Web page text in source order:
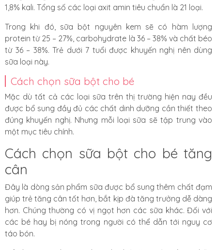
1,8% kali. Tổng số các loại axit amin tiêu chuẩn là 21 loại.
Trong khi đó, sữa bột nguyên kem sẽ có hàm lượng
protein từ 25 – 27%, carbohydrate là 36 – 38% và chất béo
từ 36 – 38%. Trẻ dưới 7 tuổi được khuyến nghị nên dùng
sữa loại này.
Cách chọn sữa bột cho bé
Mặc dù tất cả các loại sữa trên thị trường hiện nay đều
được bổ sung đầy đủ các chất dinh dưỡng cần thiết theo
đúng khuyến nghị. Nhưng mỗi loại sữa sẽ tập trung vào
một mục tiêu chính.
Cách chọn sữa bột cho bé tăng
cân
Đây là dòng sản phẩm sữa được bổ sung thêm chất đạm
giúp trẻ tăng cân tốt hơn, bắt kịp đà tăng trưởng dễ dàng
hơn. Chúng thường có vị ngọt hơn các sữa khác. Đối với
các bé hay bị nóng trong người có thể dẫn tới nguy cơ
táo bón.